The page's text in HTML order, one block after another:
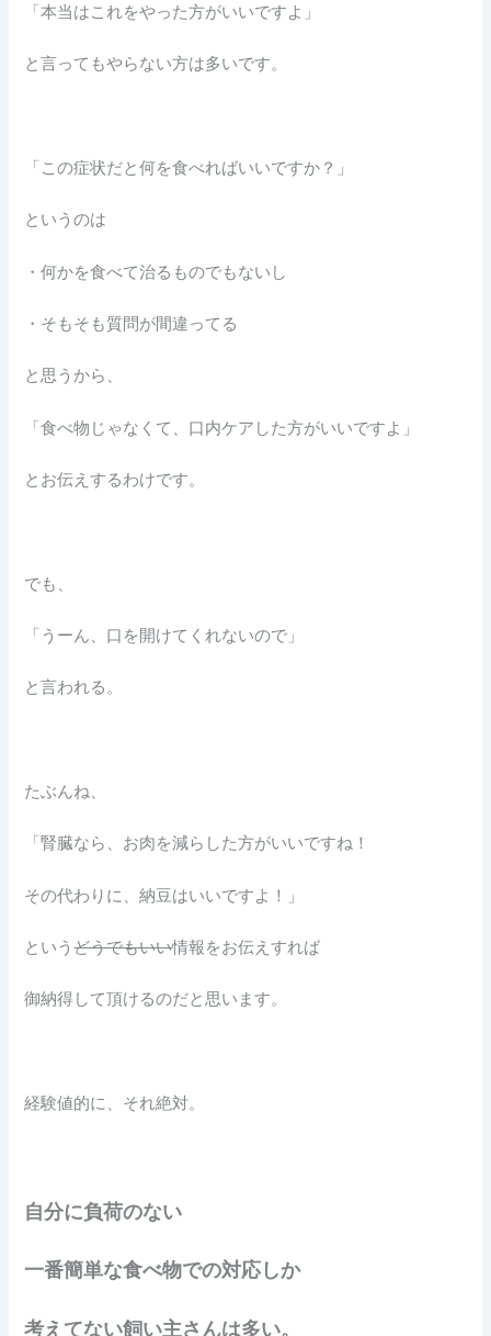
「本当はこれをやった方がいいですよ」
と言ってもやらない方は多いです。
「この症状だと何を食べればいいですか？」
というのは
・何かを食べて治るものでもないし
・そもそも質問が間違ってる
と思うから、
「食べ物じゃなくて、口内ケアした方がいいですよ」
とお伝えするわけです。
でも、
「うーん、口を開けてくれないので」
と言われる。
たぶんね、
「腎臓なら、お肉を減らした方がいいですね！
その代わりに、納豆はいいですよ！」
というどうでもいい情報をお伝えすれば
御納得して頂けるのだと思います。
経験値的に、それ絶対。
自分に負荷のない
一番簡単な食べ物での対応しか
考えてない飼い主さんは多い。